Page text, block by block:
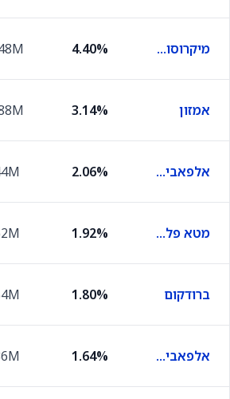
מיקרוסופט 4.40%
אמזון 3.14%
אלפאבית A 2.06%
מטא פלטפורמס 1.92%
ברודקום 1.80%
אלפאבית C 1.64%